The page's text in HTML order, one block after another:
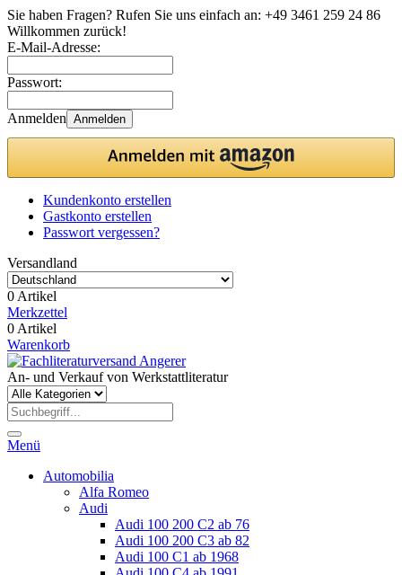
Sie haben Fragen? Rufen Sie uns einfach an: +49 3461 259 24 86
Willkommen zurück!
E-Mail-Adresse:
Passwort:
Anmelden Anmelden
Kundenkonto erstellen
Gastkonto erstellen
Passwort vergessen?
Versandland
0 Artikel
Merkzettel
0 Artikel
Warenkorb
An- und Verkauf von Werkstattliteratur
Menü
Automobilia
Alfa Romeo
Audi
Audi 100 200 C2 ab 76
Audi 100 200 C3 ab 82
Audi 100 C1 ab 1968